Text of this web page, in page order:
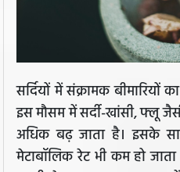
सर्दियों में संक्रामक बीमारियों
इस मौसम में सर्दी-खांसी, फ्लू
अधिक बढ़ जाता है। इसके
मेटाबॉलिक रेट भी कम हो